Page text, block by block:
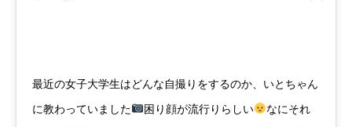
最近の女子大学生はどんな自撮りをするのか、いとちゃん
に教わっていました
困り顔が流行りらしい
なにそれ